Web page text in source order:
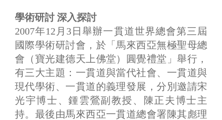
學術研討 深入探討
2007年12月3日舉辦一貫道世界總會第三屆
國際學術研討會，於「馬來西亞無極聖母總
會（寶光建德天上佛堂）圓覺禮堂」舉行，
有三大主題：一貫道與當代社會、一貫道與
現代學術、一貫道的義理發展，分別邀請宋
光宇博士、鍾雲鶯副教授、陳正夫博士主
持。最後由馬來西亞一貫道總會署陳其彪理